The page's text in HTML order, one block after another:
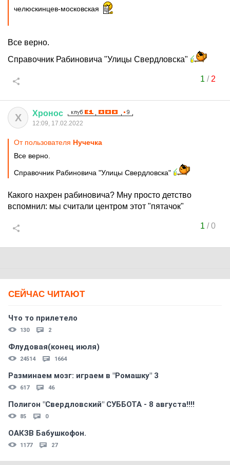
челюскинцев-московская
Все верно.
Справочник Рабиновича "Улицы Свердловска"
1 / 2
Х Хронос
12:09, 17.02.2022
От пользователя Нучечка
Все верно.
Справочник Рабиновича "Улицы Свердловска"
Какого нахрен рабиновича? Мну просто детство
вспомнил: мы считали центром этот "пятачок"
1 /0
СЕЙЧАС ЧИТАЮТ
Что то прилетело
130 2
Флудовая(конец июля)
24514 1664
Разминаем мозг: играем в "Ромашку" 3
617 46
Полигон "Свердловский" СУББОТА - 8 августа!!!!
85 0
ОАКЗВ Бабушкофон.
1177 27